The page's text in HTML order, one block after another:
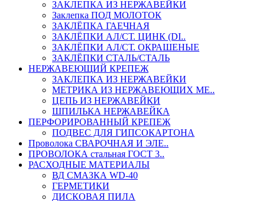
ЗАКЛЕПКА ИЗ НЕРЖАВЕЙКИ
Заклепка ПОД МОЛОТОК
ЗАКЛЁПКА ГАЕЧНАЯ
ЗАКЛЁПКИ АЛ/СТ. ЦИНК (DI..
ЗАКЛЁПКИ АЛ/СТ. ОКРАШЕНЫЕ
ЗАКЛЁПКИ СТАЛЬ/СТАЛЬ
НЕРЖАВЕЮЩИЙ КРЕПЕЖ
ЗАКЛЕПКА ИЗ НЕРЖАВЕЙКИ
МЕТРИКА ИЗ НЕРЖАВЕЮЩИХ МЕ..
ЦЕПЬ ИЗ НЕРЖАВЕЙКИ
ШПИЛЬКА НЕРЖАВЕЙКА
ПЕРФОРИРОВАННЫЙ КРЕПЕЖ
ПОДВЕС ДЛЯ ГИПСОКАРТОНА
Проволока СВАРОЧНАЯ И ЭЛЕ..
ПРОВОЛОКА стальная ГОСТ 3..
РАСХОДНЫЕ МАТЕРИАЛЫ
ВД СМАЗКА WD-40
ГЕРМЕТИКИ
ДИСКОВАЯ ПИЛА